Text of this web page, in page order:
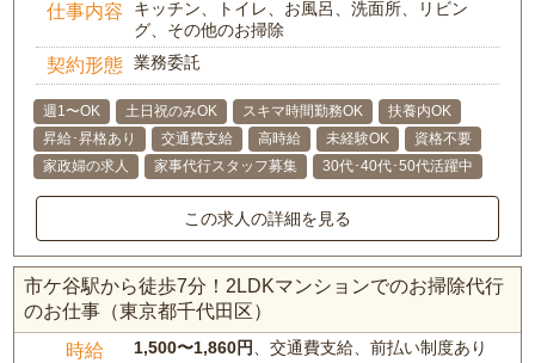
仕事内容
キッチン、トイレ、お風呂、洗面所、リビン
グ、その他のお掃除
契約形態 業務委託
週1〜OK 土日祝のみOK スキマ時間勤務OK
扶養内OK
昇給･昇格あり
交通費支給 高時給 未経験OK
資格不要
家政婦の求人
家事代行スタッフ募集 30代･40代･50代活躍中
この求人の詳細を見る
市ケ谷駅から徒歩7分！2LDKマンションでのお掃除代行
のお仕事（東京都千代田区）
時給 1,500〜1,860円、交通費支給、前払い制度あり